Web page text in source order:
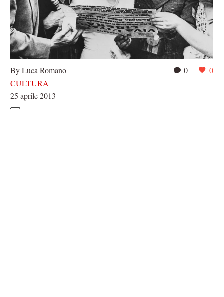
0 0
By Luca Romano
CULTURA
25 aprile 2013